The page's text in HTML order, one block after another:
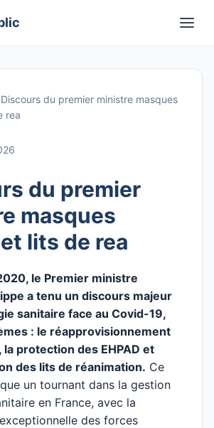
Discours du premier ministre masques
rea
du premier
masques
lits de rea
le Premier ministre
a tenu un discours majeur
sanitaire face au Covid-19,
: le réapprovisionnement
la protection des EHPAD et
des lits de réanimation. Ce
un tournant dans la gestion
en France, avec la
des forces